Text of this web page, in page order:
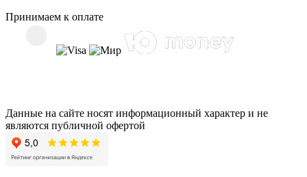
Принимаем к оплате
Данные на сайте носят информационный характер и не
являются публичной офертой